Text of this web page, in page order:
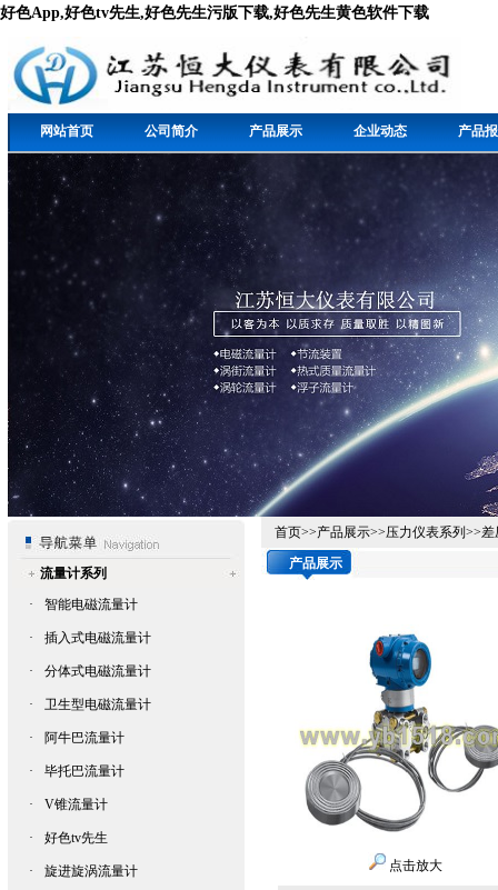
好色App,好色tv先生,好色先生污版下载,好色先生黄色软件下载
网站首页 公司简介 产品展示 企业动态 产品
流量计系列
·
智能电磁流量计
· 插入式电磁流量计
· 分体式电磁流量计
· 卫生型电磁流量计
· 阿牛巴流量计
· 毕托巴流量计
· V锥流量计
· 好色tv先生
· 旋进旋涡流量计
首页>>产品展示>>压力仪表系列 >>差
产品展示
点击放大